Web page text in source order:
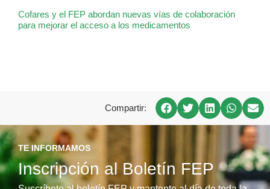
Cofares y el FEP abordan nuevas vías de colaboración
para mejorar el acceso a los medicamentos
Compartir:
TE INFORMAMOS
Inscripción al Boletín FEP